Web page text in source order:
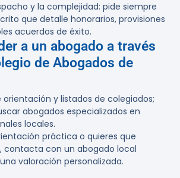
y la complejidad: pide siempre
que detalle honorarios, provisiones
acuerdos de éxito.
a un abogado a través
de Abogados de
orientación y listados de colegiados;
abogados especializados en
locales.
práctica o quieres que
contacta con un abogado local
valoración personalizada.